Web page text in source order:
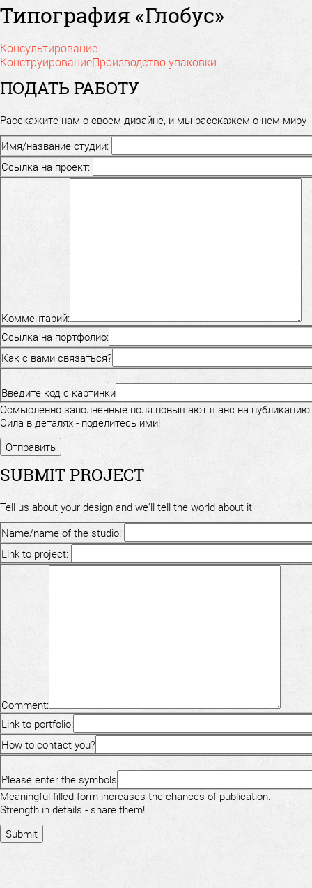
Типография «Глобус»
Консультирование
КонструированиеПроизводство упаковки
ПОДАТЬ РАБОТУ
Расскажите нам о своем дизайне, и мы расскажем о нем миру
Имя/название студии:
Ссылка на проект:
Комментарий:
Ссылка на портфолио:
Как с вами связаться?
Введите код с картинки
Осмысленно заполненные поля повышают шанс на публикацию
Сила в деталях - поделитесь ими!
SUBMIT PROJECT
Tell us about your design and we'll tell the world about it
Name/name of the studio:
Link to project:
Comment:
Link to portfolio:
How to contact you?
Please enter the symbols
Meaningful filled form increases the chances of publication.
Strength in details - share them!